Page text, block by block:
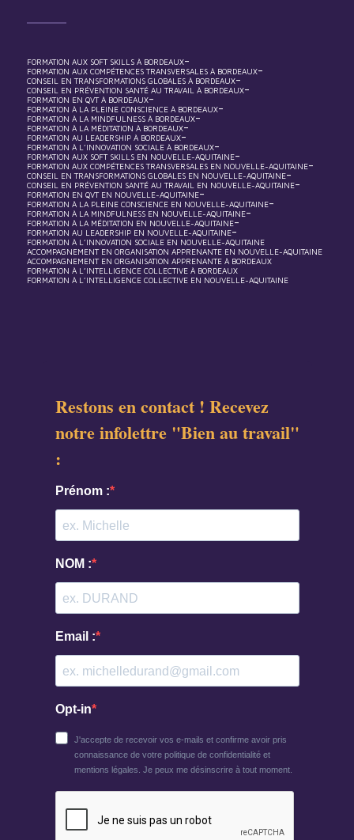
FORMATION AUX SOFT SKILLS À BORDEAUX-
FORMATION AUX COMPÉTENCES TRANSVERSALES À BORDEAUX-
CONSEIL EN TRANSFORMATIONS GLOBALES À BORDEAUX-
CONSEIL EN PRÉVENTION SANTÉ AU TRAVAIL À BORDEAUX-
FORMATION EN QVT À BORDEAUX-
FORMATION À LA PLEINE CONSCIENCE À BORDEAUX-
FORMATION À LA MINDFULNESS À BORDEAUX-
FORMATION À LA MÉDITATION À BORDEAUX-
FORMATION AU LEADERSHIP À BORDEAUX-
FORMATION À L’INNOVATION SOCIALE À BORDEAUX-
FORMATION AUX SOFT SKILLS EN NOUVELLE-AQUITAINE-
FORMATION AUX COMPÉTENCES TRANSVERSALES EN NOUVELLE-AQUITAINE-
CONSEIL EN TRANSFORMATIONS GLOBALES EN NOUVELLE-AQUITAINE-
CONSEIL EN PRÉVENTION SANTÉ AU TRAVAIL EN NOUVELLE-AQUITAINE-
FORMATION EN QVT EN NOUVELLE-AQUITAINE-
FORMATION À LA PLEINE CONSCIENCE EN NOUVELLE-AQUITAINE-
FORMATION À LA MINDFULNESS EN NOUVELLE-AQUITAINE-
FORMATION À LA MÉDITATION EN NOUVELLE-AQUITAINE-
FORMATION AU LEADERSHIP EN NOUVELLE-AQUITAINE-
FORMATION À L’INNOVATION SOCIALE EN NOUVELLE-AQUITAINE
ACCOMPAGNEMENT EN ORGANISATION APPRENANTE EN NOUVELLE-AQUITAINE
ACCOMPAGNEMENT EN ORGANISATION APPRENANTE À BORDEAUX
FORMATION À L’INTELLIGENCE COLLECTIVE À BORDEAUX
FORMATION À L’INTELLIGENCE COLLECTIVE EN NOUVELLE-AQUITAINE